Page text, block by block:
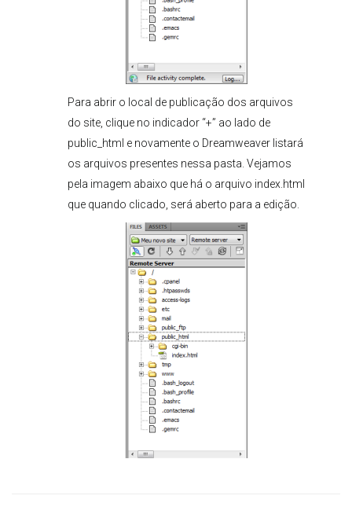
Para abrir o local de publicação dos arquivos
do site, clique no indicador “+” ao lado de
public_html e novamente o Dreamweaver listará
os arquivos presentes nessa pasta. Vejamos
pela imagem abaixo que há o arquivo index.html
que quando clicado, será aberto para a edição.